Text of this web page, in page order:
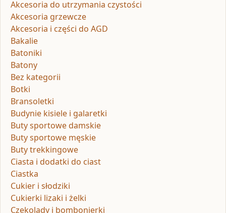
Akcesoria do utrzymania czystości
Akcesoria grzewcze
Akcesoria i części do AGD
Bakalie
Batoniki
Batony
Bez kategorii
Botki
Bransoletki
Budynie kisiele i galaretki
Buty sportowe damskie
Buty sportowe męskie
Buty trekkingowe
Ciasta i dodatki do ciast
Ciastka
Cukier i słodziki
Cukierki lizaki i żelki
Czekolady i bombonierki